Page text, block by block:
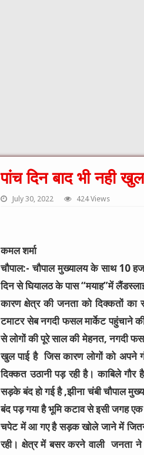
पांच दिन बाद भी नही
July 30, 2022 424 Views
कमल शर्मा
चौपाल:- चौपाल मुख्यालय के साथ 10
दिन से घियालठ के पास “मयाह”में
कारण क्षेत्र की जनता को दिक्कतों का
टमाटर सेब नगदी फसल मार्केट पहुंचाने
से लोगों की पूरे साल की मेहनत, नगदी
खुल पाई है जिस कारण लोगों को अपने
दिक्कत उठानी पड़ रही है। काबिले गौर
सड़के बंद हो गई है ,झीना चंबी चौपाल
बंद पड़ गया है भूमि कटाव से इसी जगह
चपेट में आ गए है सड़क खोले जाने में जितनी
रही। क्षेत्र में बसर करने वाली जनता